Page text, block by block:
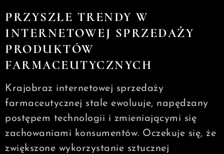
PRZYSZŁE TRENDY W
INTERNETOWEJ SPRZEDAŻY
PRODUKTÓW
FARMACEUTYCZNYCH
Krajobraz internetowej sprzedaży
farmaceutycznej stale ewoluuje, napędzany
postępem technologii i zmieniającymi się
zachowaniami konsumentów. Oczekuje się, że
zwiększone wykorzystanie sztucznej